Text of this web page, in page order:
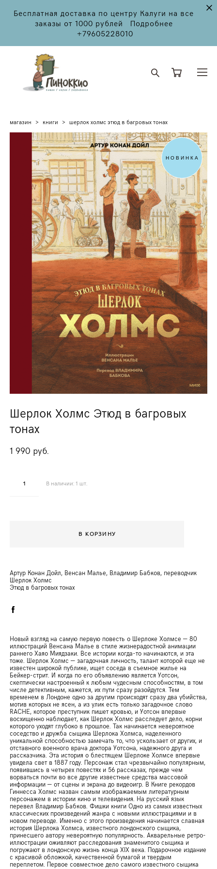
Бесплатная доставка по центру Калуги на все
заказы от 1000 рублей Подробнее
+79605228010
магазин > книги > шерлок холмс этюд в багровых тонах
НОВИНКА
Шерлок Холмс Этюд в багровых
тонах
1 990 pуб.
В наличии:1 шт.
В КОРЗИНУ
Артур Конан Дойл, Венсан Малье, Владимир Бабков, переводчик
Шерлок Холмс
Этюд в багровых тонах
Новый взгляд на самую первую повесть о Шерлоке Холмсе — 80
иллюстраций Венсана Малье в стиле жизнерадостной анимации
раннего Хаяо Миядзаки. Все истории когда-то начинаются, и эта
тоже. Шерлок Холмс — загадочная личность, талант которой еще не
известен широкой публике, ищет соседа в съемное жилье на
Бейкер-стрит. И когда по его объявлению является Уотсон,
скептически настроенный к любым чудесным способностям, в том
числе детективным, кажется, их пути сразу разойдутся. Тем
временем в Лондоне одно за другим происходят сразу два убийства,
мотив которых не ясен, а из улик есть только загадочное слово
RACHE, которое преступник пишет кровью, и Уотсон впервые
восхищенно наблюдает, как Шерлок Холмс расследует дело, корни
которого уходят глубоко в прошлое. Так начинается невероятное
соседство и дружба сыщика Шерлока Холмса, наделенного
уникальной способностью замечать то, что ускользает от других, и
отставного военного врача доктора Уотсона, надежного друга и
рассказчика. Эта история о блестящем Шерлоке Холмсе впервые
увидела свет в 1887 году. Персонаж стал чрезвычайно популярным,
появившись в четырех повестях и 56 рассказах, прежде чем
ворваться почти во все другие известные средства массовой
информации — от сцены и экрана до видеоигр. В Книге рекордов
Гиннесса Холмс назван самым изображаемым литературным
персонажем в истории кино и телевидения. На русский язык
перевел Владимир Бабков. Фишки книги Одно из самых известных
классических произведений жанра с новыми иллюстрациями и в
новом переводе. Именно с этого произведения начинается славная
история Шерлока Холмса, известного лондонского сыщика,
принесшего автору невероятную популярность. Акварельные ретро-
иллюстрации оживляют расследования знаменитого сыщика и
погружают в лондонскую жизнь конца XIX века. Подарочное издание
с красивой обложкой, качественной бумагой и твердым
переплетом. Первое совместное дело самого известного сыщика